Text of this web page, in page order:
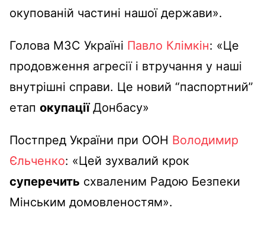
окупованій частині нашої держави».
Голова МЗС Україні Павло Клімкін: «Це
продовження агресії і втручання у наші
внутрішні справи. Це новий “паспортний”
етап окупаціїДонбасу»
Постпред України при ООН Володимир
Єльченко: «Цей зухвалий крок
суперечить схваленим Радою Безпеки
Мінським домовленостям».